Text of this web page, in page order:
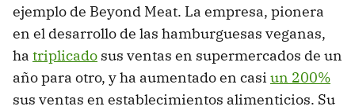
ejemplo de Beyond Meat. La empresa, pionera
en el desarrollo de las hamburguesas veganas,
ha triplicado sus ventas en supermercados de un
año para otro, y ha aumentado en casi un 200%
sus ventas en establecimientos alimenticios. Su